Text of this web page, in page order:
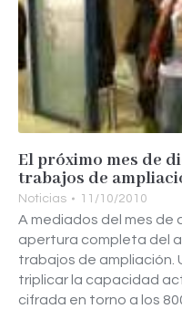
El próximo mes de
trabajos de
Noticias 11/10/2010
A mediados del mes de
apertura completa del
trabajos de ampliación.
triplicar la capacidad
cifrada en torno a los